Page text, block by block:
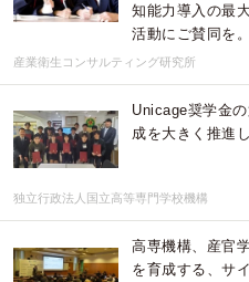
知能力導入の最
活動にご賛同を。
産業衛生コンサルティング研究所
Unicage奨学金
成を大きく推進
独立行政法人国立高等専門学校機構
高専機構、産官
を育成する、サ